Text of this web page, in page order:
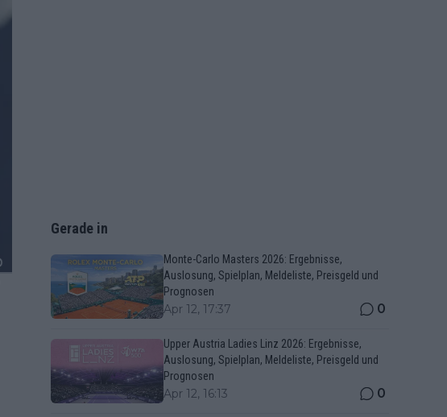
Gerade in
Monte-Carlo Masters 2026: Ergebnisse,
Auslosung, Spielplan, Meldeliste, Preisgeld und
Prognosen
Apr 12, 17:37 0
Upper Austria Ladies Linz 2026: Ergebnisse,
Auslosung, Spielplan, Meldeliste, Preisgeld und
Prognosen
Apr 12, 16:13 0